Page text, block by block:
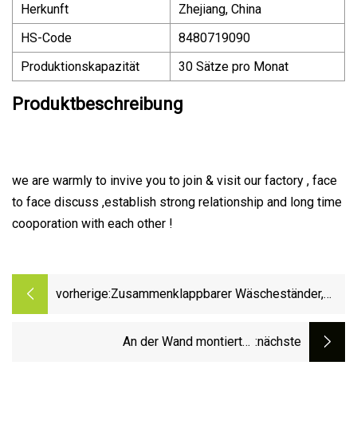
Herkunft
Zhejiang, China
HS-Code
8480719090
Produktionskapazität
30 Sätze pro Monat
Produktbeschreibung
we are warmly to invive you to join & visit our factory , face
to face discuss ,establish strong relationship and long time
cooporation with each other !
vorherige:Zusammenklappbarer Wäscheständer,
Edelstahl (WS-2205)
An der Wand montierter, :nächste